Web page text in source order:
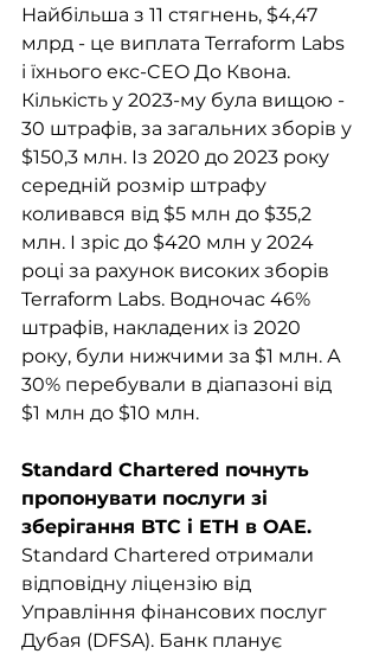
Найбільша з 11 стягнень, $4,47
млрд - це виплата Terraform Labs
і їхнього екс-CEO До Квона.
Кількість у 2023-му була вищою -
30 штрафів, за загальних зборів у
$150,3 млн. Із 2020 до 2023 року
середній розмір штрафу
коливався від $5 млн до $35,2
млн. І зріс до $420 млн у 2024
році за рахунок високих зборів
Terraform Labs. Водночас 46%
штрафів, накладених із 2020
року, були нижчими за $1 млн. А
30% перебували в діапазоні від
$1 млн до $10 млн.
Standard Chartered почнуть
пропонувати послуги зі
зберігання BTC і ETH в ОАЕ.
Standard Chartered отримали
відповідну ліцензію від
Управління фінансових послуг
Дубая (DFSA). Банк планує